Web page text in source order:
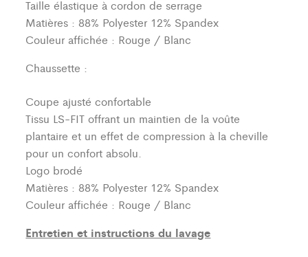
Taille élastique à cordon de serrage
Matières : 88% Polyester 12% Spandex
Couleur affichée : Rouge / Blanc
Chaussette :
Coupe ajusté confortable
Tissu LS-FIT offrant un maintien de la voûte
plantaire et un effet de compression à la cheville
pour un confort absolu.
Logo brodé
Matières : 88% Polyester 12% Spandex
Couleur affichée : Rouge / Blanc
Entretien et instructions du lavage